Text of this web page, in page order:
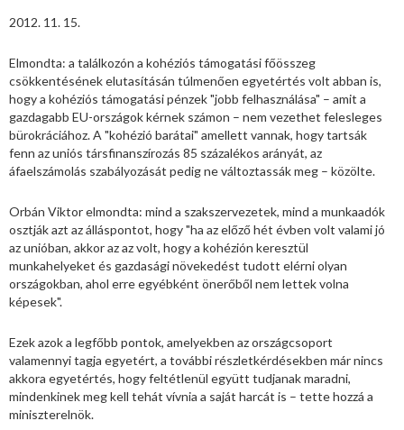
2012. 11. 15.
Elmondta: a találkozón a kohéziós támogatási főösszeg
csökkentésének elutasításán túlmenően egyetértés volt abban is,
hogy a kohéziós támogatási pénzek "jobb felhasználása" – amit a
gazdagabb EU-országok kérnek számon – nem vezethet felesleges
bürokráciához. A "kohézió barátai" amellett vannak, hogy tartsák
fenn az uniós társfinanszírozás 85 százalékos arányát, az
áfaelszámolás szabályozását pedig ne változtassák meg – közölte.
Orbán Viktor elmondta: mind a szakszervezetek, mind a munkaadók
osztják azt az álláspontot, hogy "ha az előző hét évben volt valami jó
az unióban, akkor az az volt, hogy a kohézión keresztül
munkahelyeket és gazdasági növekedést tudott elérni olyan
országokban, ahol erre egyébként önerőből nem lettek volna
képesek".
Ezek azok a legfőbb pontok, amelyekben az országcsoport
valamennyi tagja egyetért, a további részletkérdésekben már nincs
akkora egyetértés, hogy feltétlenül együtt tudjanak maradni,
mindenkinek meg kell tehát vívnia a saját harcát is – tette hozzá a
miniszterelnök.